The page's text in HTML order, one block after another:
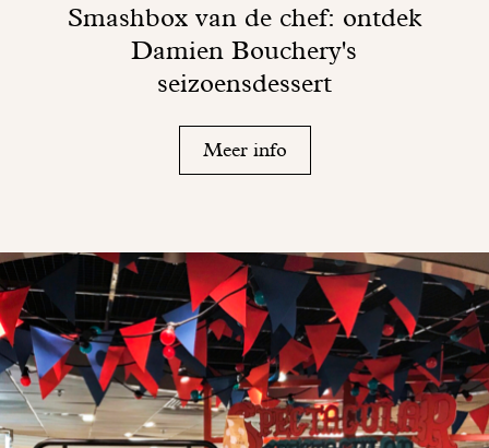
Smashbox van de chef: ontdek
Damien Bouchery's
seizoensdessert
Meer info